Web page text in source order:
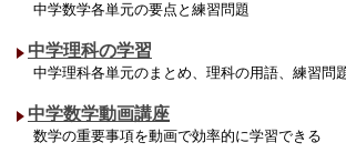
中学数学各単元の要点と練習問題
中学理科の学習
中学理科各単元のまとめ、理科の用語、練習問
中学数学動画講座
数学の重要事項を動画で効率的に学習できる